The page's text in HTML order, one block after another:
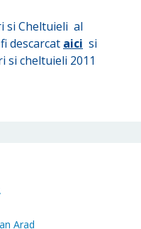
si Cheltuieli al
descarcat aici si
si cheltuieli 2011
Arad